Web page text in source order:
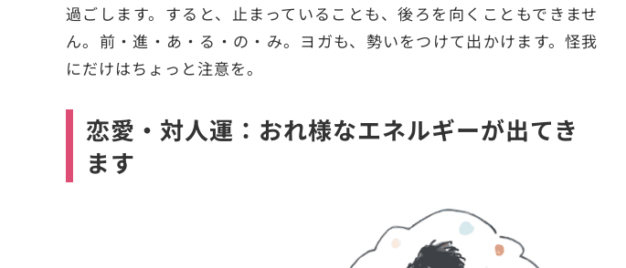
過ごします。すると、止まっていることも、後ろを向くこともできませ
ん。前・進・あ・る・の・み。ヨガも、勢いをつけて出かけます。怪我
にだけはちょっと注意を。
恋愛・対人運：おれ様なエネルギーが出てき
ます